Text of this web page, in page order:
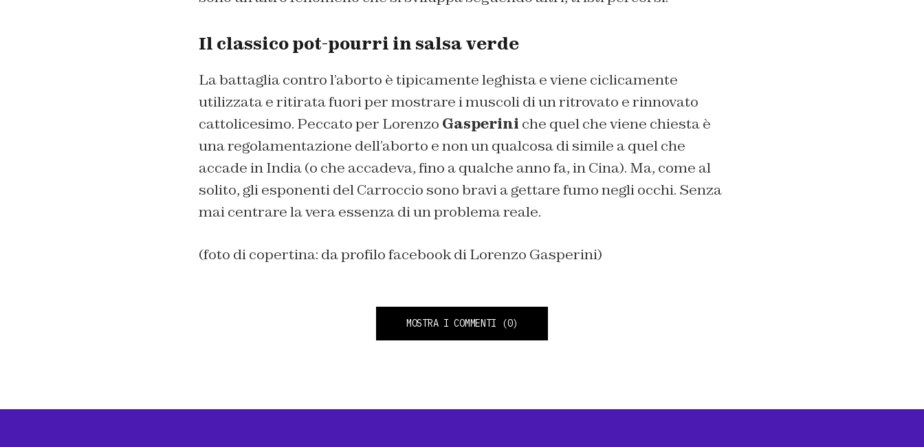
Il classico pot-pourri in salsa verde
La battaglia contro l’aborto è tipicamente leghista e viene ciclicamente
utilizzata e ritirata fuori per mostrare i muscoli di un ritrovato e rinnovato
cattolicesimo. Peccato per Lorenzo Gasperini che quel che viene chiesta è
una regolamentazione dell’aborto e non un qualcosa di simile a quel che
accade in India (o che accadeva, fino a qualche anno fa, in Cina). Ma, come al
solito, gli esponenti del Carroccio sono bravi a gettare fumo negli occhi. Senza
mai centrare la vera essenza di un problema reale.
(foto di copertina: da profilo facebook di Lorenzo Gasperini)
MOSTRA I COMMENTI (0)